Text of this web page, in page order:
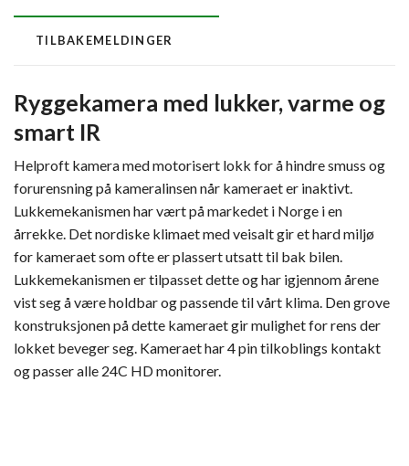
TILBAKEMELDINGER
Ryggekamera med lukker, varme og
smart IR
Helproft kamera med motorisert lokk for å hindre smuss og
forurensning på kameralinsen når kameraet er inaktivt.
Lukkemekanismen har vært på markedet i Norge i en
årrekke. Det nordiske klimaet med veisalt gir et hard miljø
for kameraet som ofte er plassert utsatt til bak bilen.
Lukkemekanismen er tilpasset dette og har igjennom årene
vist seg å være holdbar og passende til vårt klima. Den grove
konstruksjonen på dette kameraet gir mulighet for rens der
lokket beveger seg. Kameraet har 4 pin tilkoblings kontakt
og passer alle 24C HD monitorer.